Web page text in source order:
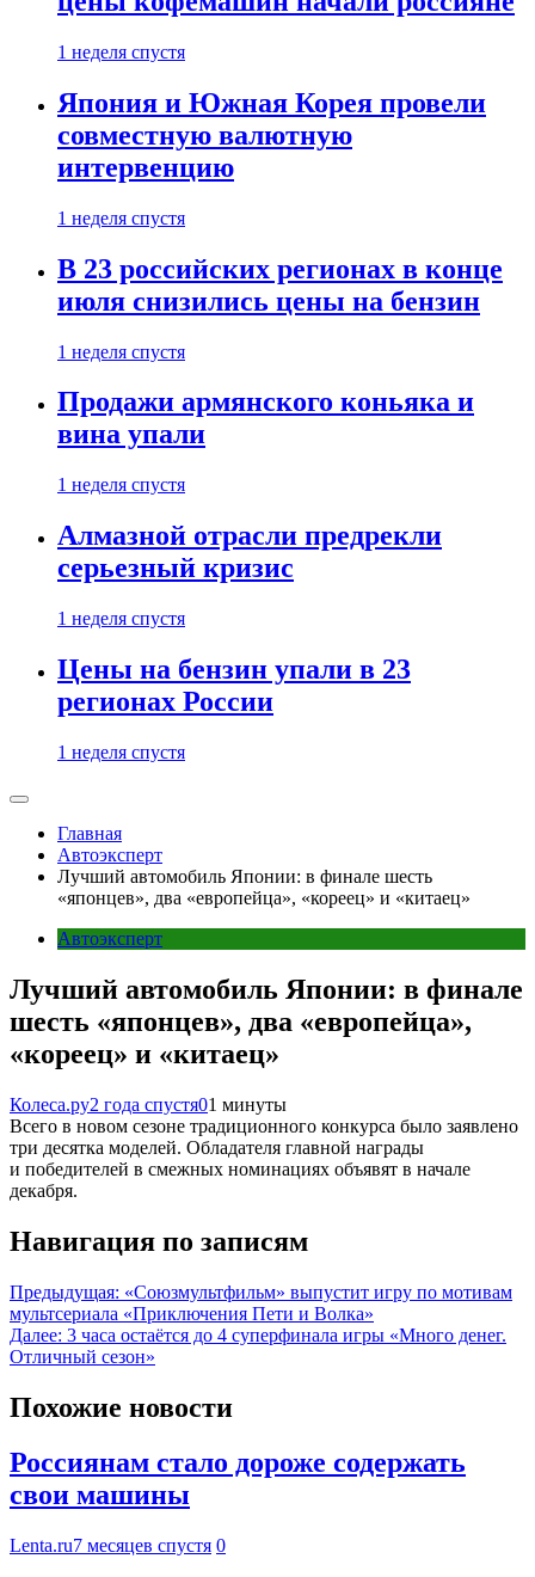
1 неделя спустя
Япония и Южная Корея провели
совместную валютную
интервенцию
1 неделя спустя
В 23 российских регионах в конце
июля снизились цены на бензин
1 неделя спустя
Продажи армянского коньяка и
вина упали
1 неделя спустя
Алмазной отрасли предрекли
серьезный кризис
1 неделя спустя
Цены на бензин упали в 23
регионах России
1 неделя спустя
Главная
Автоэксперт
Лучший автомобиль Японии: в финале шесть
«японцев», два «европейца», «кореец» и «китаец»
Автоэксперт
Лучший автомобиль Японии: в финале
шесть «японцев», два «европейца»,
«кореец» и «китаец»
Колеса.ру2 года спустя01 минуты
Всего в новом сезоне традиционного конкурса было заявлено
три десятка моделей. Обладателя главной награды
и победителей в смежных номинациях объявят в начале
декабря.
Навигация по записям
Предыдущая: «Союзмультфильм» выпустит игру по мотивам
мультсериала «Приключения Пети и Волка»
Далее: 3 часа остаётся до 4 суперфинала игры «Много денег.
Отличный сезон»
Похожие новости
Россиянам стало дороже содержать
свои машины
Lenta.ru7 месяцев спустя 0